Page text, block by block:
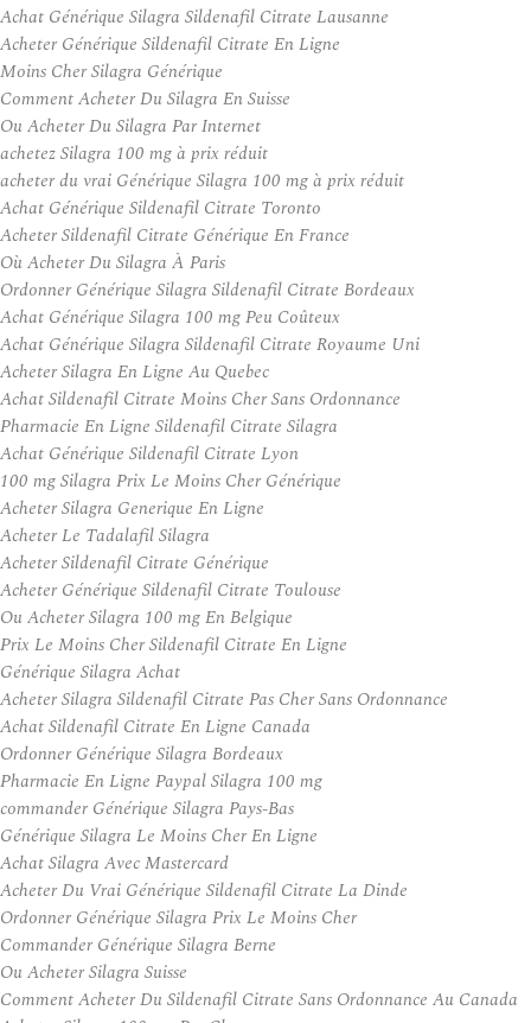
Achat Générique Silagra Sildenafil Citrate Lausanne
Acheter Générique Sildenafil Citrate En Ligne
Moins Cher Silagra Générique
Comment Acheter Du Silagra En Suisse
Ou Acheter Du Silagra Par Internet
achetez Silagra 100 mg à prix réduit
acheter du vrai Générique Silagra 100 mg à prix réduit
Achat Générique Sildenafil Citrate Toronto
Acheter Sildenafil Citrate Générique En France
Où Acheter Du Silagra À Paris
Ordonner Générique Silagra Sildenafil Citrate Bordeaux
Achat Générique Silagra 100 mg Peu Coûteux
Achat Générique Silagra Sildenafil Citrate Royaume Uni
Acheter Silagra En Ligne Au Quebec
Achat Sildenafil Citrate Moins Cher Sans Ordonnance
Pharmacie En Ligne Sildenafil Citrate Silagra
Achat Générique Sildenafil Citrate Lyon
100 mg Silagra Prix Le Moins Cher Générique
Acheter Silagra Generique En Ligne
Acheter Le Tadalafil Silagra
Acheter Sildenafil Citrate Générique
Acheter Générique Sildenafil Citrate Toulouse
Ou Acheter Silagra 100 mg En Belgique
Prix Le Moins Cher Sildenafil Citrate En Ligne
Générique Silagra Achat
Acheter Silagra Sildenafil Citrate Pas Cher Sans Ordonnance
Achat Sildenafil Citrate En Ligne Canada
Ordonner Générique Silagra Bordeaux
Pharmacie En Ligne Paypal Silagra 100 mg
commander Générique Silagra Pays-Bas
Générique Silagra Le Moins Cher En Ligne
Achat Silagra Avec Mastercard
Acheter Du Vrai Générique Sildenafil Citrate La Dinde
Ordonner Générique Silagra Prix Le Moins Cher
Commander Générique Silagra Berne
Ou Acheter Silagra Suisse
Comment Acheter Du Sildenafil Citrate Sans Ordonnance Au Canada